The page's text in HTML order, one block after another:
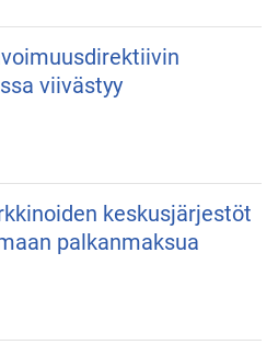
viivästyy
keskusjärjestöt
palkanmaksua